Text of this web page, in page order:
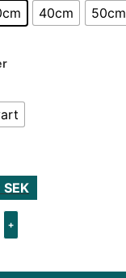
40cm 50cm
SEK
+